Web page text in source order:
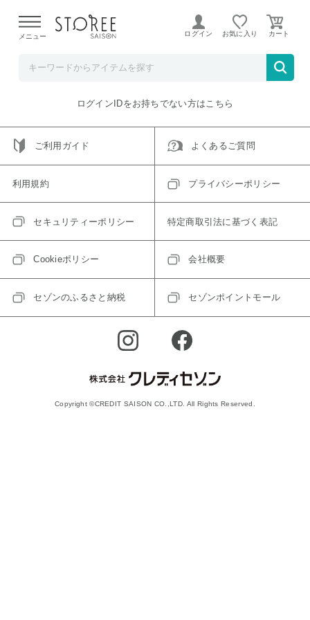
よる配送遅延が発生しております。
メニュー ログイン お気に入り
ご指定のアイテムは取り扱い終了、またはただいま取り扱い
トップへ戻る
ログインIDをお持ちでない方はこちら
ご利用ガイド よくあるご質問
利用規約 プライバシーポリシー
セキュリティーポリシー 特定商取引法に基づく表記
Cookieポリシー 会社概要
セゾンのふるさと納税 セゾンポイントモール
Copyright ©CREDIT SAISON CO.,LTD. All Rights Reserved.